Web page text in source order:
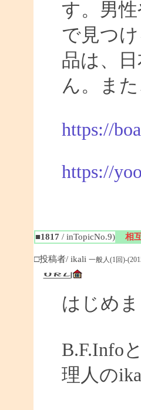
す。男
で見つ
品は、
ん。ま
https://
https://
■1817 / inTopicNo.9) 相
□投稿者/ ikali 一般人(1回)-
はじめ
B.F.Info
理人の